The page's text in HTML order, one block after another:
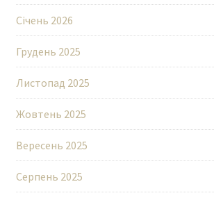
Січень 2026
Грудень 2025
Листопад 2025
Жовтень 2025
Вересень 2025
Серпень 2025